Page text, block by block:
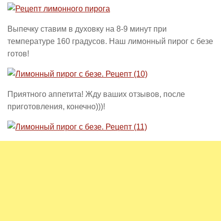
Выпечку ставим в духовку на 8-9 минут при
температуре 160 градусов. Наш лимонный пирог с безе
готов!
Приятного аппетита! Жду ваших отзывов, после
приготовления, конечно)))!